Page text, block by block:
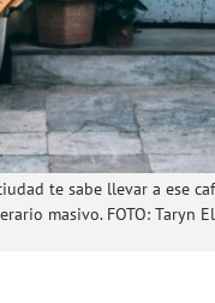
te sabe llevar a ese
masivo. FOTO: Taryn